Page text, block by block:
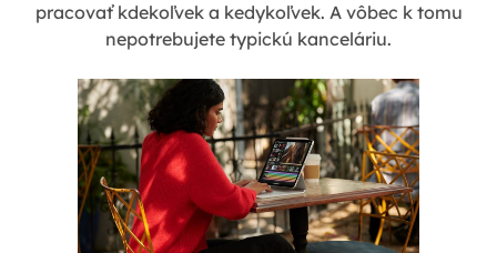
pracovať kdekoľvek a kedykoľvek. A vôbec k tomu
nepotrebujete typickú kanceláriu.